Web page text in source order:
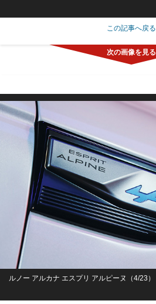
この記事へ戻る
ルノー アルカナ エスプリ アルピーヌ（4/23）